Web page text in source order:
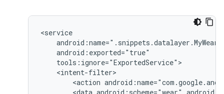
<action